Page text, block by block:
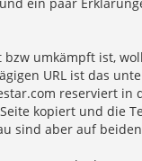
umkämpft ist,
URL ist das
reserviert in
kopiert und die
sind aber auf